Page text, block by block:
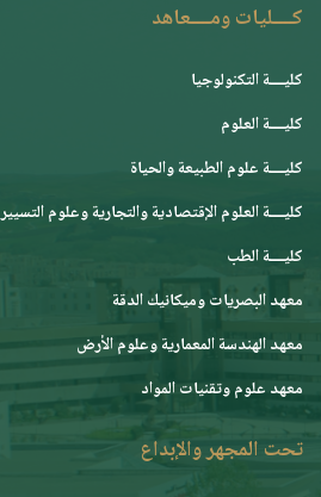
كــــليات ومــــعاهد
كليــــة التكنولوجيا
كليــــة العلوم
كليــــة علوم الطبيعة والحياة
كليــــة العلوم الإقتصادية والتجارية وعلوم التسيير
كليــــة الطب
معهد البصريات وميكانيك الدقة
معهد الهندسة المعمارية وعلوم الأرض
معهد علوم وتقنيات المواد
تحت المجهر والإبداع